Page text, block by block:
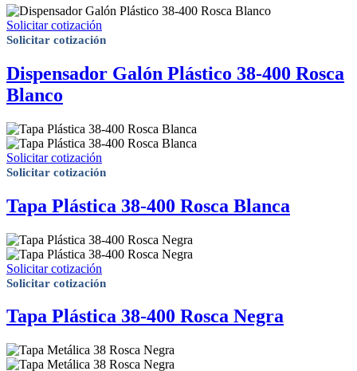
Solicitar cotización
Solicitar cotización
Dispensador Galón Plástico 38-400 Rosca
Blanco
Solicitar cotización
Solicitar cotización
Tapa Plástica 38-400 Rosca Blanca
Solicitar cotización
Solicitar cotización
Tapa Plástica 38-400 Rosca Negra